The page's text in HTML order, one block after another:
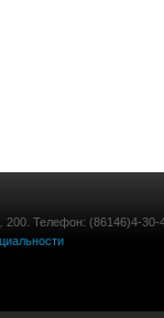
200. Телефон: (86146)4-30-